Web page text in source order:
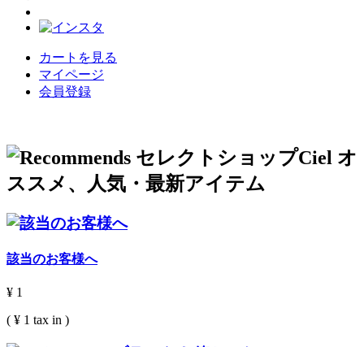
カートを見る
マイページ
会員登録
該当のお客様へ
¥ 1
( ¥ 1 tax in )